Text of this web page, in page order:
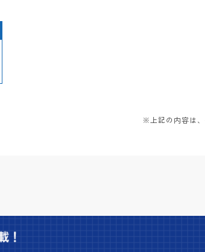
※上記の内容は、